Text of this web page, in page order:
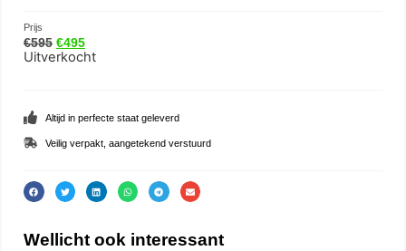
Prijs
€595 €495
Uitverkocht
Altijd in perfecte staat geleverd
Veilig verpakt, aangetekend verstuurd
Wellicht ook interessant